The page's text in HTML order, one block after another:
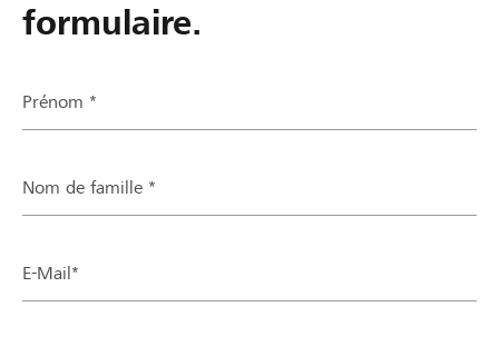
formulaire.
Prénom *
Nom de famille *
E-Mail*